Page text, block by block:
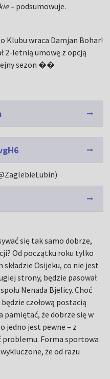
– podsumowuje.
wraca Damjan Bohar!
2-letnią umowę z opcją
sezon ��
się tak samo dobrze,
Od początku roku tylko
składzie Osijeku, co nie jest
strony, będzie pasował
Nenada Bjelicy. Choć
czołową postacią
pamiętać, że dobrze się w
jedno jest pewne – z
Forma sportowa
że od razu